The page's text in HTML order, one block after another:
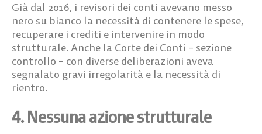
Già dal 2016, i revisori dei conti avevano messo
nero su bianco la necessità di contenere le spese,
recuperare i crediti e intervenire in modo
strutturale. Anche la Corte dei Conti – sezione
controllo – con diverse deliberazioni aveva
segnalato gravi irregolarità e la necessità di
rientro.
4. Nessuna azione strutturale